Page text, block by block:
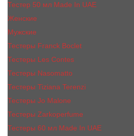
Тестер 50 мл Made In UAE
Женские
Мужские
Тестеры Franck Boclet
Тестеры Les Contes
Тестеры Nasomatto
Тестеры Tiziana Terenzi
Тестеры Jо Malоnе
Тестеры Zarkoperfume
Тестеры 60 мл Made In UAE